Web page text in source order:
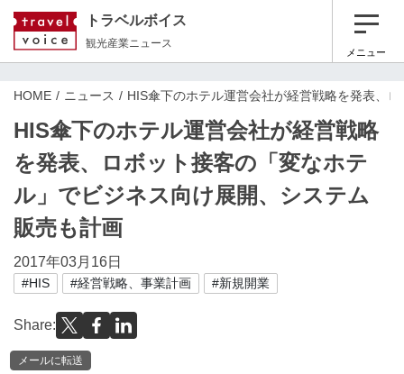
トラベルボイス
観光産業ニュース
メニュー
HOME ニュース HIS傘下のホテル運営会社が経営戦略を発表、
HIS傘下のホテル運営会社が経営戦略
を発表、ロボット接客の「変なホテ
ル」でビジネス向け展開、システム
販売も計画
2017年03月16日
#HIS #経営戦略、事業計画 #新規開業
Share:
メールに転送